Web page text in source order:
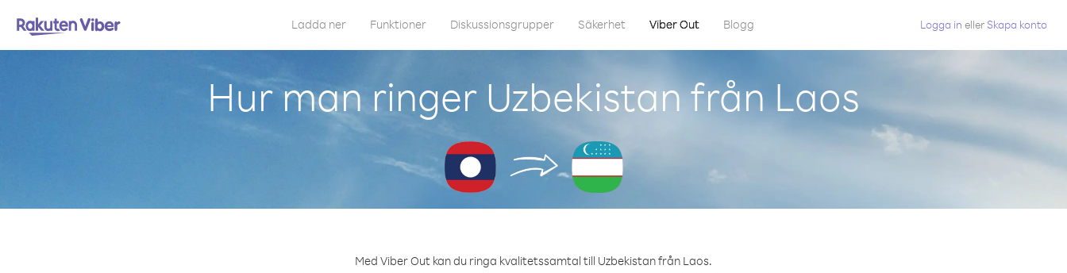
Ladda ner Funktioner Diskussionsgrupper Säkerhet Viber Out Blogg Logga in eller Skapa konto
Hur man ringer Uzbekistan från Laos
Med Viber Out kan du ringa kvalitetssamtal till Uzbekistan från Laos.